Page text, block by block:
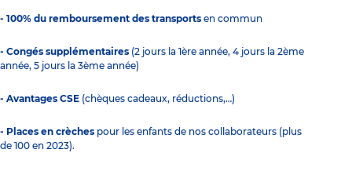
- 100% du remboursement des transports en commun
- Congés supplémentaires (2 jours la 1ère année, 4 jours la 2ème
année, 5 jours la 3ème année)
- Avantages CSE (chèques cadeaux, réductions,…)
- Places en crèches pour les enfants de nos collaborateurs (plus
de 100 en 2023).